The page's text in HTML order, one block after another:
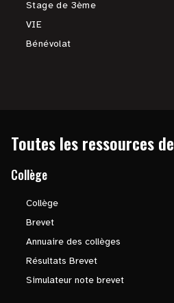
Stage de 3ème
VIE
Bénévolat
Toutes les ressources de
Collège
Collège
Brevet
Annuaire des collèges
Résultats Brevet
Simulateur note brevet